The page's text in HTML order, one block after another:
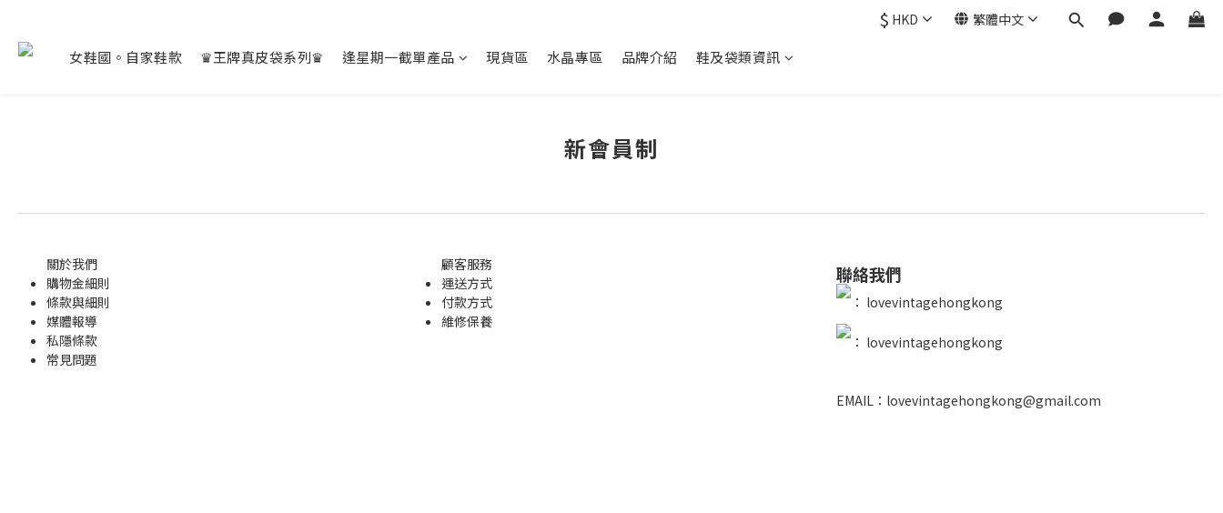
$ HKD 繁體中文
女鞋國。自家鞋款 ♛王牌真皮袋系列♛ 逢星期一截單產品 現貨區 水晶專區 品牌介紹 鞋及袋類資訊
新會員制
關於我們
購物金細則
條款與細則
媒體報導
私隱條款
常見問題
顧客服務
運送方式
付款方式
維修保養
聯絡我們
： lovevintagehongkong
： lovevintagehongkong
EMAIL：lovevintagehongkong@gmail.com